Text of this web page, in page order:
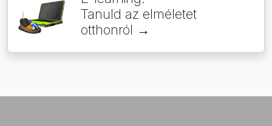
Tanuld az elméletet
otthonról →